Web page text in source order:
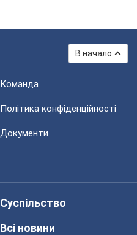
В начало
Команда
Політика конфіденційності
Документи
Суспільство
Всі новини